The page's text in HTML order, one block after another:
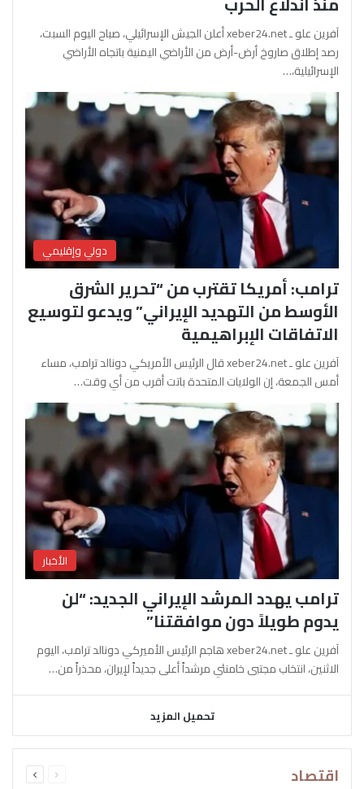
آفرين علو ـ xeber24.net أعلن الجيش الإسرائيلي، صباح اليوم السبت،
رصد إطلاق صاروخ أرض-أرض من الأراضي اليمنية باتجاه الأراضي
الإسرائيلية،…
دولي وإقليمي
ترامب: أمريكا تقترب من “تحرير الشرق
الأوسط من التهديد الإيراني” ويدعو لتوسيع
الاتفاقات الإبراهيمية
آفرين علو ـ xeber24.net قال الرئيس الأمريكي دونالد ترامب، مساء
أمس الجمعة، إن الولايات المتحدة باتت أقرب من أي وقت…
الأخبار
ترامب يهدد المرشد الإيراني الجديد: “لن
يدوم طويلاً دون موافقتنا”
آفرين علو ـ xeber24.net هاجم الرئيس الأميركي دونالد ترامب، اليوم
الاثنين، انتخاب مجتبى خامنئي مرشداً أعلى جديداً لإيران، محذراً من…
تحميل المزيد
اقتصاد الصفحةالصفحة